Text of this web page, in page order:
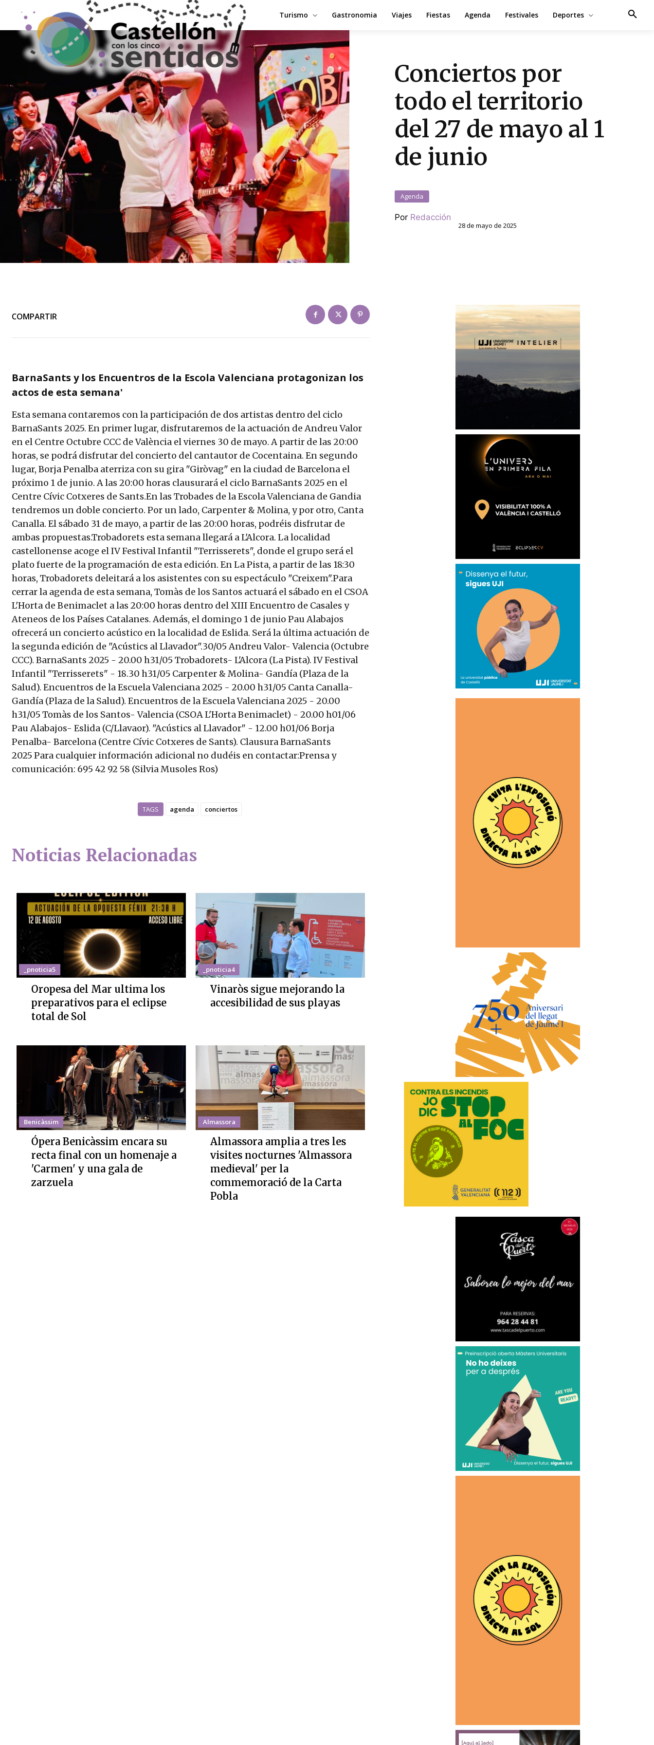
Turismo Gastronomia Viajes Fiestas Agenda Festivales Deportes
Conciertos por
todo el territorio
del 27 de mayo al 1
de junio
Agenda
Por Redacción
28 de mayo de 2025
COMPARTIR
BarnaSants y los Encuentros de la Escola Valenciana protagonizan los
actos de esta semana'
Esta semana contaremos con la participación de dos artistas dentro del ciclo
BarnaSants 2025. En primer lugar, disfrutaremos de la actuación de Andreu Valor
en el Centre Octubre CCC de València el viernes 30 de mayo. A partir de las 20:00
horas, se podrá disfrutar del concierto del cantautor de Cocentaina. En segundo
lugar, Borja Penalba aterriza con su gira "Giròvag" en la ciudad de Barcelona el
próximo 1 de junio. A las 20:00 horas clausurará el ciclo BarnaSants 2025 en el
Centre Cívic Cotxeres de Sants.En las Trobades de la Escola Valenciana de Gandia
tendremos un doble concierto. Por un lado, Carpenter & Molina, y por otro, Canta
Canalla. El sábado 31 de mayo, a partir de las 20:00 horas, podréis disfrutar de
ambas propuestas.Trobadorets esta semana llegará a L'Alcora. La localidad
castellonense acoge el IV Festival Infantil "Terrisserets", donde el grupo será el
plato fuerte de la programación de esta edición. En La Pista, a partir de las 18:30
horas, Trobadorets deleitará a los asistentes con su espectáculo "Creixem".Para
cerrar la agenda de esta semana, Tomàs de los Santos actuará el sábado en el CSOA
L'Horta de Benimaclet a las 20:00 horas dentro del XIII Encuentro de Casales y
Ateneos de los Países Catalanes. Además, el domingo 1 de junio Pau Alabajos
ofrecerá un concierto acústico en la localidad de Eslida. Será la última actuación de
la segunda edición de "Acústics al Llavador".30/05 Andreu Valor- Valencia (Octubre
CCC). BarnaSants 2025 - 20.00 h31/05 Trobadorets- L'Alcora (La Pista). IV Festival
Infantil "Terrisserets" - 18.30 h31/05 Carpenter & Molina- Gandía (Plaza de la
Salud). Encuentros de la Escuela Valenciana 2025 - 20.00 h31/05 Canta Canalla-
Gandía (Plaza de la Salud). Encuentros de la Escuela Valenciana 2025 - 20.00
h31/05 Tomàs de los Santos- Valencia (CSOA L'Horta Benimaclet) - 20.00 h01/06
Pau Alabajos- Eslida (C/Llavaor). "Acústics al Llavador" - 12.00 h01/06 Borja
Penalba- Barcelona (Centre Cívic Cotxeres de Sants). Clausura BarnaSants
2025 Para cualquier información adicional no dudéis en contactar:Prensa y
comunicación: 695 42 92 58 (Silvia Musoles Ros)
TAGS agenda conciertos
Noticias Relacionadas
_pnoticia5
Oropesa del Mar ultima los
preparativos para el eclipse
total de Sol
_pnoticia4
Vinaròs sigue mejorando la
accesibilidad de sus playas
Benicàssim
Ópera Benicàssim encara su
recta final con un homenaje a
'Carmen' y una gala de
zarzuela
Almassora
Almassora amplia a tres les
visites nocturnes 'Almassora
medieval' per la
commemoració de la Carta
Pobla